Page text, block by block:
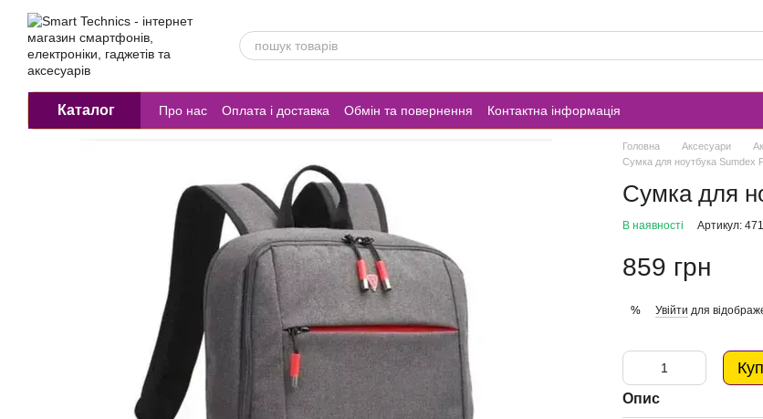
Перейти до основного контенту
Каталог Про нас Оплата і доставка Обмін та повернення Контактна інформація
Головна Аксесуари
Сумка для ноутбука Sumdex
Сумка для
В наявності Артикул:
859 грн
% Увійти для
Опис